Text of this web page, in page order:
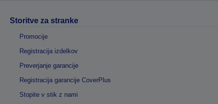
Storitve za stranke
Promocije
Registracija izdelkov
Preverjanje garancije
Registracija garancije CoverPlus
Stopite v stik z nami